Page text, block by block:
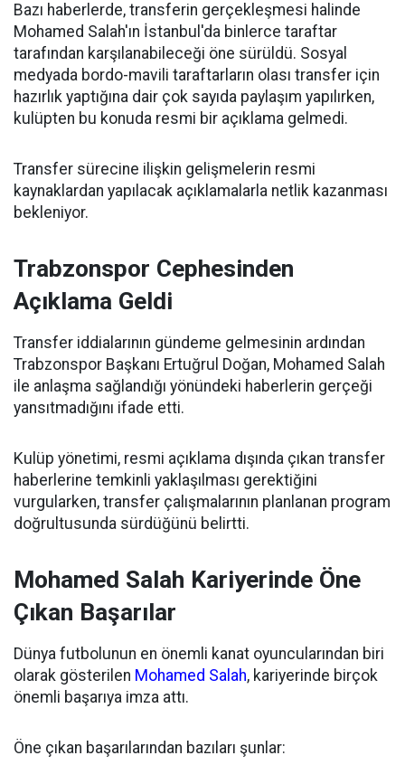
Bazı haberlerde, transferin gerçekleşmesi halinde
Mohamed Salah'ın İstanbul'da binlerce taraftar
tarafından karşılanabileceği öne sürüldü. Sosyal
medyada bordo-mavili taraftarların olası transfer için
hazırlık yaptığına dair çok sayıda paylaşım yapılırken,
kulüpten bu konuda resmi bir açıklama gelmedi.
Transfer sürecine ilişkin gelişmelerin resmi
kaynaklardan yapılacak açıklamalarla netlik kazanması
bekleniyor.
Trabzonspor Cephesinden
Açıklama Geldi
Transfer iddialarının gündeme gelmesinin ardından
Trabzonspor Başkanı Ertuğrul Doğan, Mohamed Salah
ile anlaşma sağlandığı yönündeki haberlerin gerçeği
yansıtmadığını ifade etti.
Kulüp yönetimi, resmi açıklama dışında çıkan transfer
haberlerine temkinli yaklaşılması gerektiğini
vurgularken, transfer çalışmalarının planlanan program
doğrultusunda sürdüğünü belirtti.
Mohamed Salah Kariyerinde Öne
Çıkan Başarılar
Dünya futbolunun en önemli kanat oyuncularından biri
olarak gösterilen Mohamed Salah, kariyerinde birçok
önemli başarıya imza attı.
Öne çıkan başarılarından bazıları şunlar: